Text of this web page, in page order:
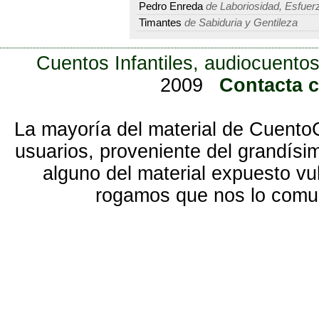
Pedro Enreda de Laboriosidad,
Timantes de Sabiduria y Gentileza
Cuentos Infantiles,
2009
Contacta
La mayoría del material de
usuarios, proveniente del
alguno del material expuesto
rogamos que nos lo